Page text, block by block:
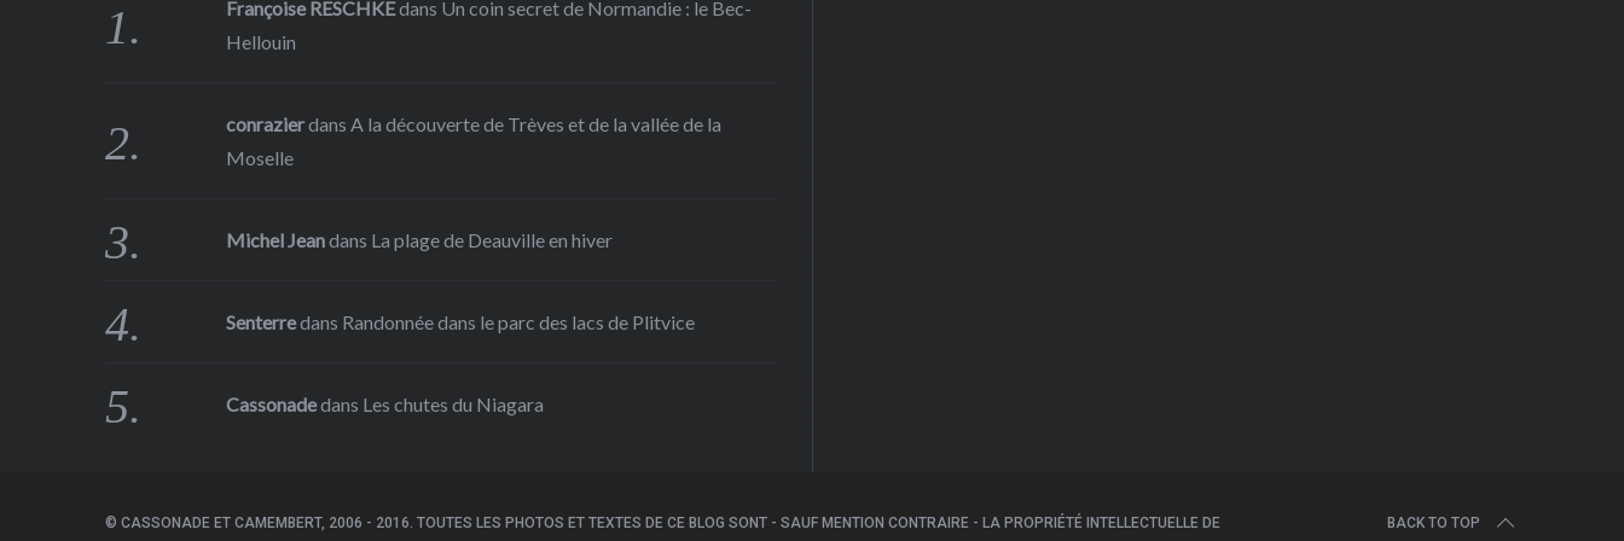
Françoise RESCHKEdans Un coin secret de Normandie : le Bec-
Hellouin
conrazierdans A la découverte de Trèves et de la vallée de la
Moselle
Michel Jeandans La plage de Deauville en hiver
Senterredans Randonnée dans le parc des lacs de Plitvice
Cassonadedans Les chutes du Niagara
© CASSONADE ET CAMEMBERT, 2006 - 2016. TOUTES LES PHOTOS ET TEXTES DE CE BLOG SONT - SAUF MENTION CONTRAIRE - LA PROPRIÉTÉ INTELLECTUELLE DE BACK TO TOP